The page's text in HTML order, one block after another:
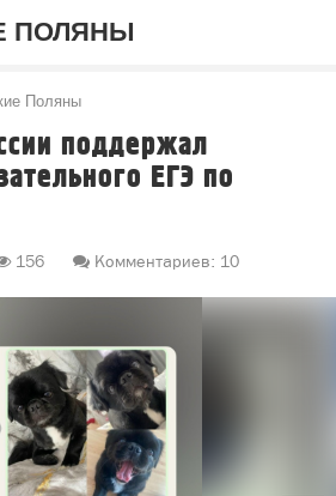
ПОЛЯНЫ
Поляны
поддержал
ЕГЭ по
156 Комментариев: 10